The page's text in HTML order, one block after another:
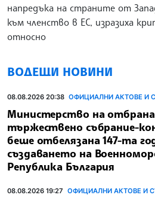
напредъка на страните от
към членство в ЕС, изразиха
относно
ВОДЕЩИ НОВИНИ
08.08.2026 20:38 ОФИЦИАЛНИ АКТОВЕ И
Министерство на
тържествено събрание-
беше отбелязана 147-та
създаването на
Република България
08.08.2026 19:27 ОФИЦИАЛНИ АКТОВЕ И